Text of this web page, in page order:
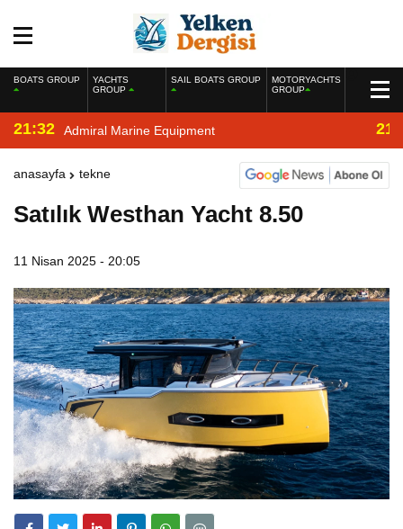
BOATS GROUP
YACHTS
GROUP
SAIL BOATS GROUP
MOTORYACHTS
GROUP
21:32 Admiral Marine Equipment
anasayfa tekne
Satılık Westhan Yacht 8.50
11 Nisan 2025 - 20:05